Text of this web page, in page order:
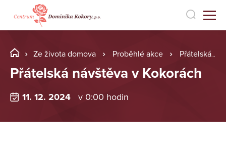
Ze života domova Proběhlé akce Přátelská návštěva v Kokorách
Přátelská návštěva v Kokorách
11. 12. 2024 v 0:00 hodin